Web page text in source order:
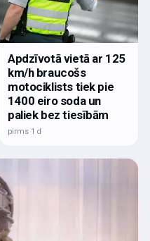
Apdzīvotā vietā ar 125
km/h braucošs
motociklists tiek pie
1400 eiro soda un
paliek bez tiesībām
pirms 1 d